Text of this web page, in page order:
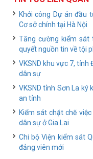
Khởi công Dự án đầu
Cơ sở chính tại Hà Nội
Tăng cường kiểm sát
quyết nguồn tin về tội
VKSND khu vực 7,
dân sự
VKSND tỉnh Sơn La ký
an tỉnh
Kiểm sát chặt chẽ
dân sự ở Gia Lai
Chi bộ Viện kiểm sát
đảng viên mới